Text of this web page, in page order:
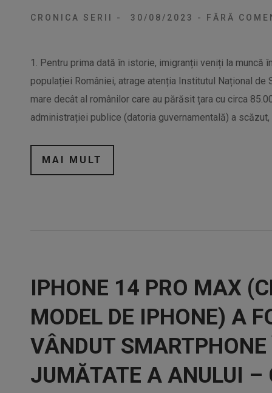
CRONICA SERII - 30/08/2023 - FĂRĂ
1. Pentru prima dată în istorie, imigranții veniți la muncă
populației României, atrage atenția Institutul Național
mare decât al românilor care au părăsit țara cu circa
administrației publice (datoria guvernamentală) a
MAI MULT
IPHONE 14 PRO MAX
MODEL DE IPHONE) A
VÂNDUT
JUMĂTATE A ANULUI –